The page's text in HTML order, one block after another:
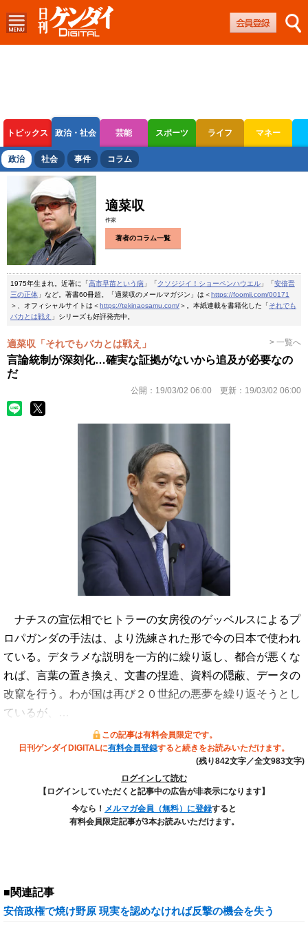
トピックス 政治・社会 芸能 スポーツ ライフ マネー
ボートレース 競輪 オートレース
政治 社会 事件 コラム
適菜収
作家
著者のコラム一覧
1975年生まれ。近著に「高市早苗という病 」「クソジジイ！ショーペンハウエル 」「安倍晋
三の正体 」など。著書60冊超。「適菜収のメールマガジン」は＜https://foomii.com/00171
＞、オフィシャルサイトは＜https://tekinaosamu.com/＞。本紙連載を書籍化した「それでも
バカとは戦え 」シリーズも好評発売中。
適菜収「それでもバカとは戦え」 > 一覧へ
言論統制が深刻化…確実な証拠がないから追及が必要なの
だ
公開： 19/03/02 06:00 更新： 19/03/02 06:00
ナチスの宣伝相でヒトラーの女房役のゲッベルスによるプ
ロパガンダの手法は、より洗練された形で今の日本で使われ
ている。デタラメな説明を一方的に繰り返し、都合が悪くな
れば、言葉の置き換え、文書の捏造、資料の隠蔽、データの
改竄を行う。わが国は再び２０世紀の悪夢を繰り返そうとし
ているが、…
この記事は有料会員限定です。
日刊ゲンダイDIGITALに有料会員登録すると続きをお読みいただけます。
(残り842文字／全文983文字)
ログインして読む
【ログインしていただくと記事中の広告が非表示になります】
今なら！ メルマガ会員（無料）に登録すると
有料会員限定記事が3本お読みいただけます。
■関連記事
安倍政権で焼け野原 現実を認めなければ反撃の機会を失う